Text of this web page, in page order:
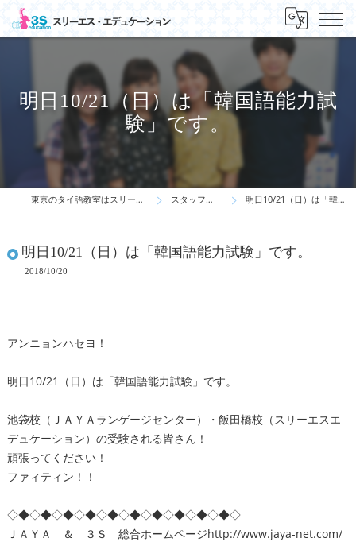
明日10/21（日）は「韓国語能力試
験」です。
東京のタイ語教室はスリーエス・エデュケーション スタッフ・先生の一言 明日10/21（日）は「韓国語能力試験」です。
明日10/21（日）は「韓国語能力試験」です。
2018/10/20
アンニョンハセヨ！
明日10/21（日）は「韓国語能力試験」です。
池袋校（ＪＡＹＡランゲージセンター）・飯田橋校（スリーエスエ
デュケーション）の受験される皆さん！
頑張ってください！
ファィティン！！
◇◆◇◆◇◆◇◆◇◆◇◆◇◆◇◆◇◆◇◆◇
ＪＡＹＡ ＆ ３Ｓ 総合ホームページhttp://www.jaya-net.com/